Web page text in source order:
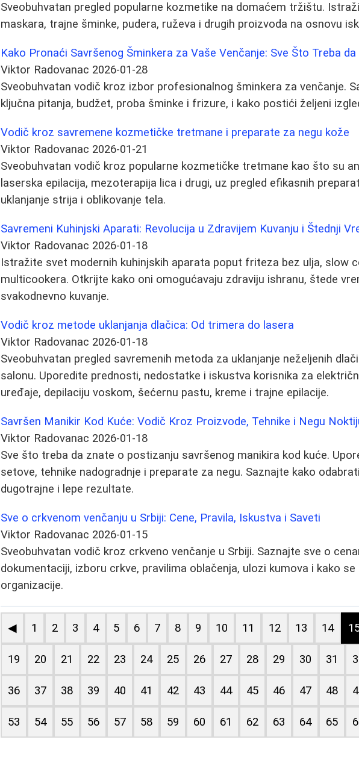
Sveobuhvatan pregled popularne kozmetike na domaćem tržištu.
maskara, trajne šminke, pudera, ruževa i drugih proizvoda na osnovu
Kako Pronaći Savršenog Šminkera za Vaše Venčanje: Sve Što Treba
Viktor Radovanac 2026-01-28
Sveobuhvatan vodič kroz izbor profesionalnog šminkera za venčanje.
ključna pitanja, budžet, proba šminke i frizure, i kako postići željeni
Vodič kroz savremene kozmetičke tretmane i preparate za negu kože
Viktor Radovanac 2026-01-21
Sveobuhvatan vodič kroz popularne kozmetičke tretmane kao što su
laserska epilacija, mezoterapija lica i drugi, uz pregled efikasnih
uklanjanje strija i oblikovanje tela.
Savremeni Kuhinjski Aparati: Revolucija u Zdravijem Kuvanju i Štednji
Viktor Radovanac 2026-01-18
Istražite svet modernih kuhinjskih aparata poput friteza bez ulja, slow
multicookera. Otkrijte kako oni omogućavaju zdraviju ishranu, štede
svakodnevno kuvanje.
Vodič kroz metode uklanjanja dlačica: Od trimera do lasera
Viktor Radovanac 2026-01-18
Sveobuhvatan pregled savremenih metoda za uklanjanje neželjenih
salonu. Uporedite prednosti, nedostatke i iskustva korisnika za
uređaje, depilaciju voskom, šećernu pastu, kreme i trajne epilacije.
Savršen Manikir Kod Kuće: Vodič Kroz Proizvode, Tehnike i Negu
Viktor Radovanac 2026-01-18
Sve što treba da znate o postizanju savršenog manikira kod kuće.
setove, tehnike nadogradnje i preparate za negu. Saznajte kako
dugotrajne i lepe rezultate.
Sve o crkvenom venčanju u Srbiji: Cene, Pravila, Iskustva i Saveti
Viktor Radovanac 2026-01-15
Sveobuhvatan vodič kroz crkveno venčanje u Srbiji. Saznajte sve o
dokumentaciji, izboru crkve, pravilima oblačenja, ulozi kumova i kako
organizacije.
◀ 1 2 3 4 5 6 7 8 9 10 11 12 13 14
19 20 21 22 23 24 25 26 27 28 29 30 31
36 37 38 39 40 41 42 43 44 45 46 47 48
53 54 55 56 57 58 59 60 61 62 63 64 65